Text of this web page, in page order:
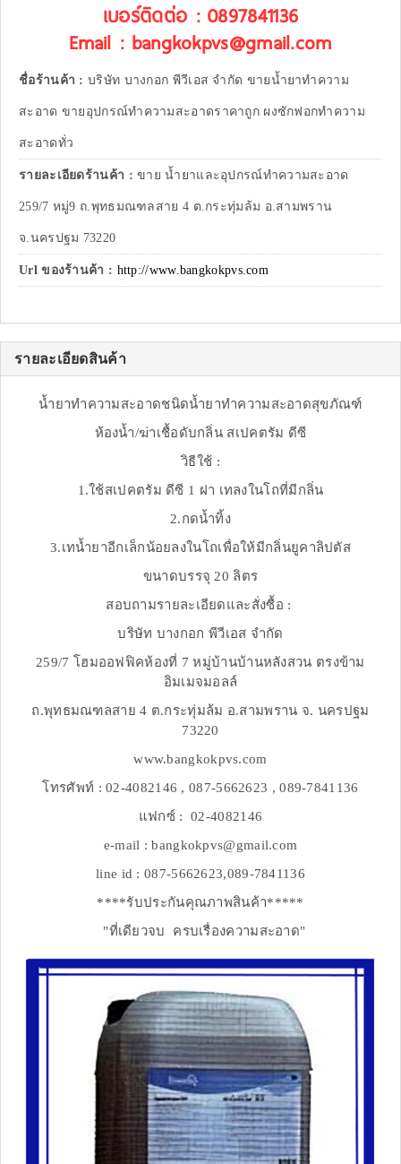
เบอร์ติดต่อ : 0897841136
Email : bangkokpvs@gmail.com
ชื่อร้านค้า : บริษัท บางกอก พีวีเอส จำกัด ขายน้ำยาทำความ
สะอาด ขายอุปกรณ์ทำความสะอาดราคาถูก ผงซักฟอกทำความ
สะอาดทั่ว
รายละเอียดร้านค้า :ขาย น้ำยาและอุปกรณ์ทำความสะอาด
259/7 หมู่9 ถ.พุทธมณฑลสาย 4 ต.กระทุ่มล้ม อ.สามพราน
จ.นครปฐม 73220
Url ของร้านค้า : http://www.bangkokpvs.com
รายละเอียดสินค้า
น้ำยาทำความสะอาดชนิดน้ำยาทำความสะอาดสุขภัณฑ์
ห้องน้ำ/ฆ่าเชื้อดับกลิ่น สเปคตรัม ดีซี
วิธีใช้ :
1.ใช้สเปคตรัม ดีซี 1 ฝา เทลงในโถที่มีกลิ่น
2.กดน้ำทิ้ง
3.เทน้ำยาอีกเล็กน้อยลงในโถเพื่อให้มีกลิ่นยูคาลิปตัส
ขนาดบรรจุ 20 ลิตร
สอบถามรายละเอียดและสั่งซื้อ :
บริษัท บางกอก พีวีเอส จำกัด
259/7 โฮมออฟฟิคห้องที่ 7 หมู่บ้านบ้านหลังสวน ตรงข้าม
อิมเมจมอลล์
ถ.พุทธมณฑลสาย 4 ต.กระทุ่มล้ม อ.สามพราน จ. นครปฐม
73220
www.bangkokpvs.com
โทรศัพท์ : 02-4082146 , 087-5662623 , 089-7841136
แฟกซ์ : 02-4082146
e-mail : bangkokpvs@gmail.com
line id : 087-5662623,089-7841136
****รับประกันคุณภาพสินค้า*****
"ที่เดียวจบ ครบเรื่องความสะอาด"